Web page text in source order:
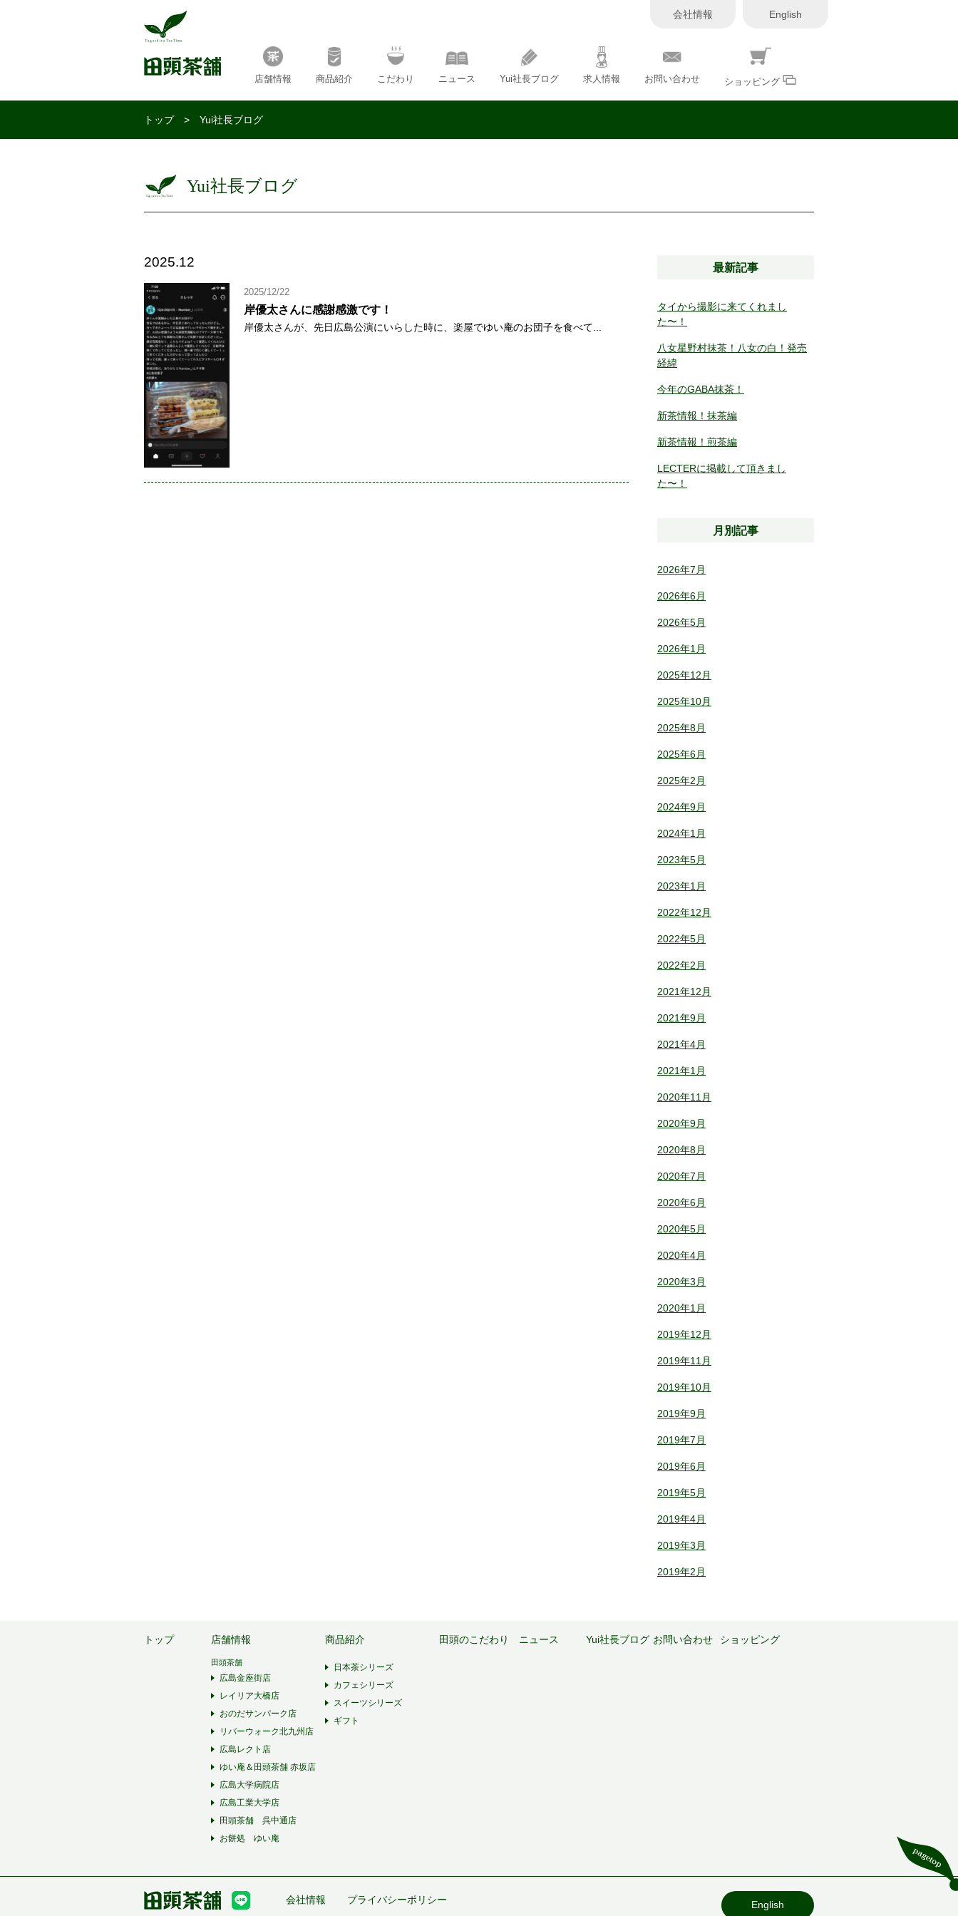
会社情報 English
店舗情報 商品紹介 こだわり ニュース Yui社長ブログ 求人情報 お問い合わせ ショッピング
トップ> Yui社長ブログ
Yui社長ブログ
2025.12
2025/12/22
岸優太さんに感謝感激です！
岸優太さんが、先日広島公演にいらした時に、楽屋でゆい庵のお団子を食べて...
最新記事
タイから撮影に来てくれまし
た〜！
八女星野村抹茶！八女の白！発売
経緯
今年のGABA抹茶！
新茶情報！抹茶編
新茶情報！煎茶編
LECTERに掲載して頂きまし
た〜！
月別記事
2026年7月
2026年6月
2026年5月
2026年1月
2025年12月
2025年10月
2025年8月
2025年6月
2025年2月
2024年9月
2024年1月
2023年5月
2023年1月
2022年12月
2022年5月
2022年2月
2021年12月
2021年9月
2021年4月
2021年1月
2020年11月
2020年9月
2020年8月
2020年7月
2020年6月
2020年5月
2020年4月
2020年3月
2020年1月
2019年12月
2019年11月
2019年10月
2019年9月
2019年7月
2019年6月
2019年5月
2019年4月
2019年3月
2019年2月
トップ 店舗情報
田頭茶舗
広島金座街店
レイリア大橋店
おのだサンパーク店
リバーウォーク北九州店
広島レクト店
ゆい庵＆田頭茶舗 赤坂店
広島大学病院店
広島工業大学店
田頭茶舗 呉中通店
お餅処 ゆい庵
商品紹介
日本茶シリーズ
カフェシリーズ
スイーツシリーズ
ギフト
田頭のこだわり ニュース Yui社長ブログ お問い合わせ ショッピング
会社情報 プライバシーポリシー English